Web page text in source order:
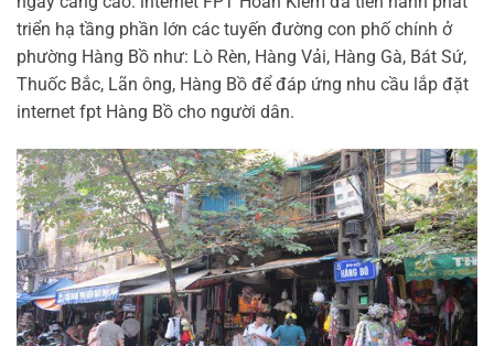
triển hạ tầng phần lớn các tuyến đường con phố chính ở
phường Hàng Bồ như: Lò Rèn, Hàng Vải, Hàng Gà, Bát Sứ,
Thuốc Bắc, Lãn ông, Hàng Bồ để đáp ứng nhu cầu lắp đặt
internet fpt Hàng Bồ cho người dân.